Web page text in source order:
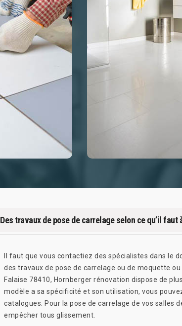
Des travaux de pose de carrelage selon ce qu’il faut
Il faut que vous contactiez des spécialistes dans le
des travaux de pose de carrelage ou de moquette
Falaise 78410, Hornberger rénovation dispose de
modèle a sa spécificité et son utilisation, vous
catalogues. Pour la pose de carrelage de vos salles
empêcher tous glissement.